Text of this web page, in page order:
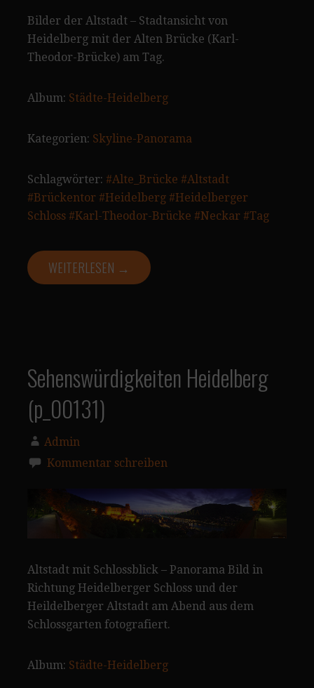
Bilder der Altstadt – Stadtansicht von
Heidelberg mit der Alten Brücke (Karl-
Theodor-Brücke) am Tag.
Album: Städte-Heidelberg
Kategorien: Skyline-Panorama
Schlagwörter: #Alte_Brücke #Altstadt
#Brückentor #Heidelberg #Heidelberger
Schloss #Karl-Theodor-Brücke #Neckar #Tag
WEITERLESEN →
Sehenswürdigkeiten Heidelberg
(p_00131)
Admin
Kommentar schreiben
Altstadt mit Schlossblick – Panorama Bild in
Richtung Heidelberger Schloss und der
Heildelberger Altstadt am Abend aus dem
Schlossgarten fotografiert.
Album: Städte-Heidelberg